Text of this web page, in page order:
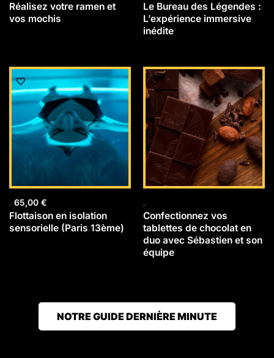
Réalisez votre ramen et
vos mochis
Le Bureau des Légendes :
L’expérience immersive
inédite
65,00 €
Flottaison en isolation
sensorielle (Paris 13ème)
Confectionnez vos
tablettes de chocolat en
duo avec Sébastien et son
équipe
NOTRE GUIDE DERNIÈRE MINUTE